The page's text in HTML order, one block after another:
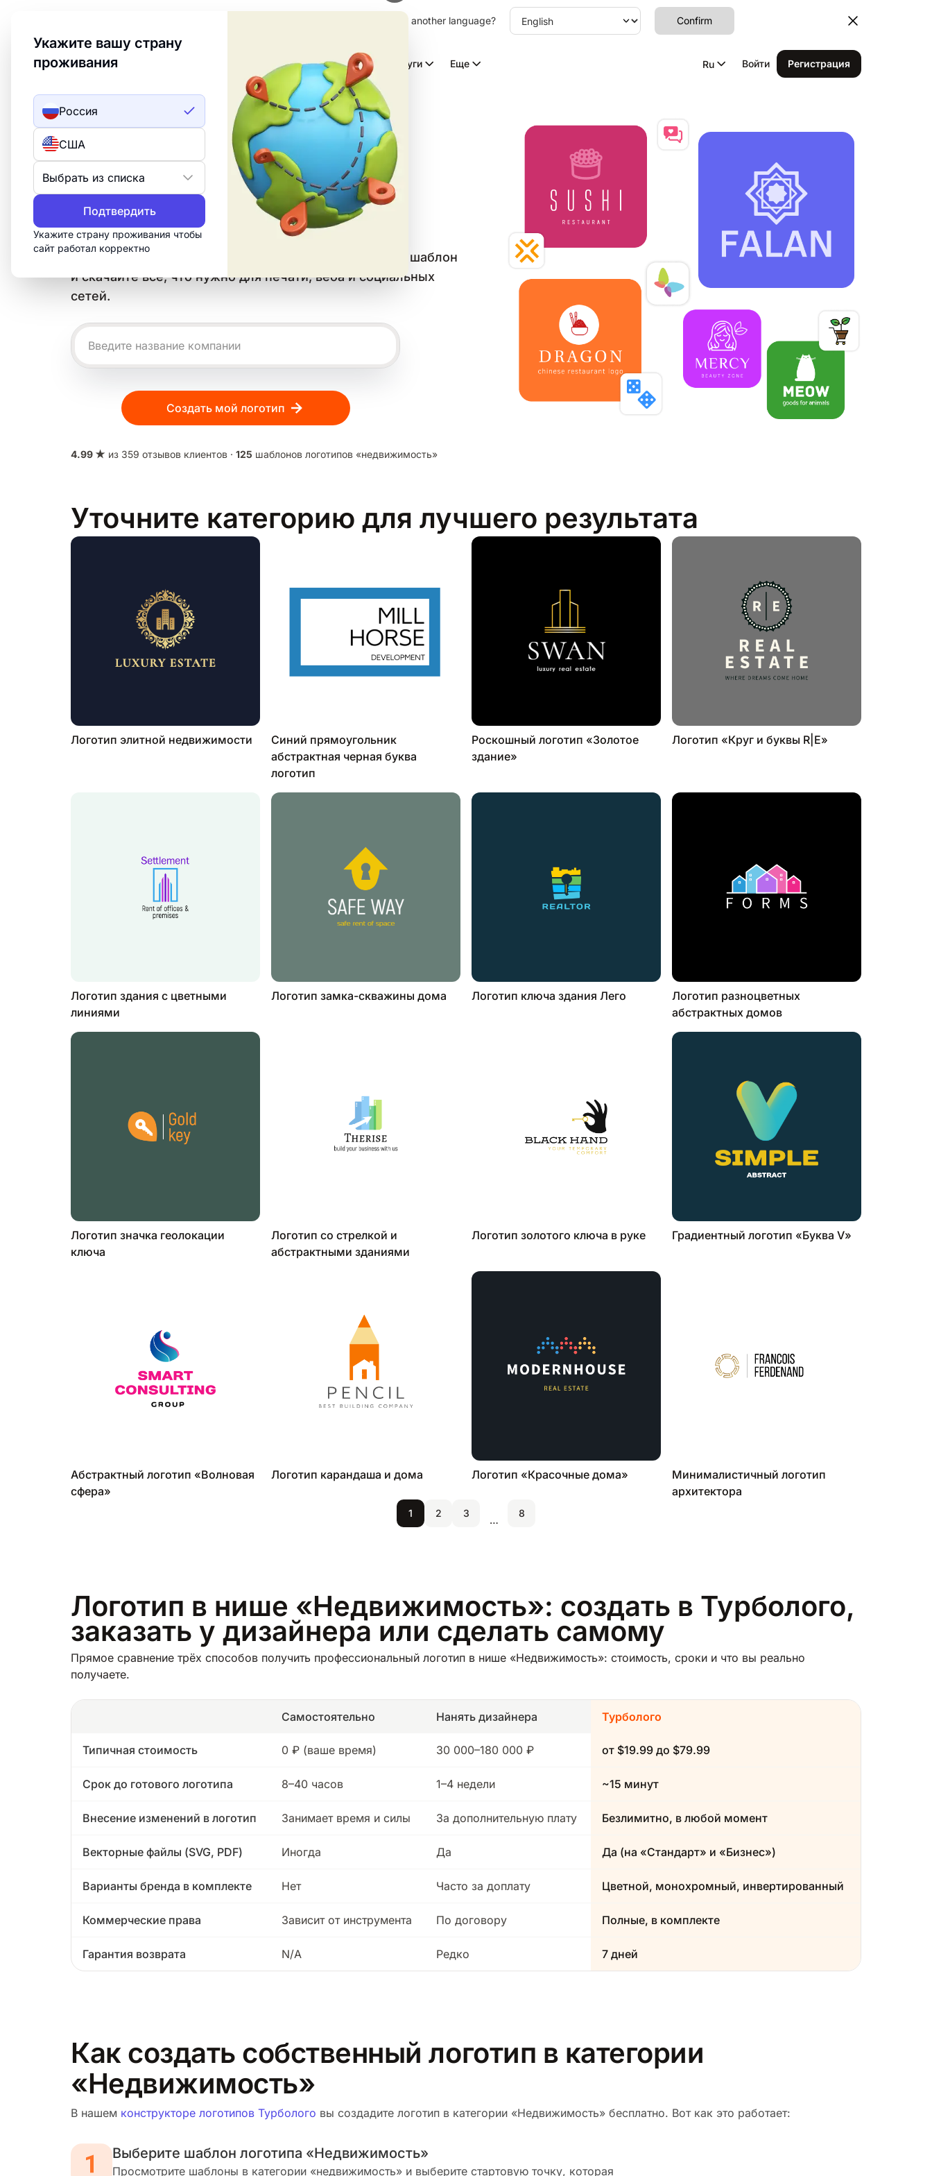
Укажите вашу страну
проживания
Россия
США
Выбрать из списка
Подтвердить
Укажите страну проживания чтобы
сайт работал корректно
Welcome to Turbologo! This page is available in another language. Choose another language? Confirm
ИИ лого Видео с ИИ Услуги Еще Ru Войти Регистрация
Логотип агентства
недвижимости: идеи
дизайна
Создайте профессиональный логотип в категории
«Недвижимость» за 15 минут. Настройте бесплатный шаблон
и скачайте всё, что нужно для печати, веба и социальных
сетей.
Создать мой логотип
4.99 ★ из 359 отзывов клиентов · 125 шаблонов логотипов «недвижимость»
Уточните категорию для лучшего результата
Логотип элитной недвижимости
Синий прямоугольник
абстрактная черная буква
логотип
Роскошный логотип «Золотое
здание»
Логотип «Круг и буквы R|E»
Логотип здания с цветными
линиями
Логотип замка-скважины дома Логотип ключа здания Лего
Логотип разноцветных
абстрактных домов
Логотип значка геолокации
ключа
Логотип со стрелкой и
абстрактными зданиями
Логотип золотого ключа в руке Градиентный логотип «Буква V»
Абстрактный логотип «Волновая
сфера»
Логотип карандаша и дома Логотип «Красочные дома»
Минималистичный логотип
архитектора
1 2 3
…
8
Логотип в нише «Недвижимость»: создать в Турболого,
заказать у дизайнера или сделать самому
Прямое сравнение трёх способов получить профессиональный логотип в нише «Недвижимость»: стоимость, сроки и что вы реально
получаете.
Самостоятельно Нанять дизайнера Турболого
Типичная стоимость 0 ₽ (ваше время) 30 000–180 000 ₽ от $19.99 до $79.99
Срок до готового логотипа 8–40 часов 1–4 недели ~15 минут
Внесение изменений в логотип Занимает время и силы За дополнительную плату Безлимитно, в любой момент
Векторные файлы (SVG, PDF) Иногда Да Да (на «Стандарт» и «Бизнес»)
Варианты бренда в комплекте Нет Часто за доплату Цветной, монохромный, инвертированный
Коммерческие права Зависит от инструмента По договору Полные, в комплекте
Гарантия возврата N/A Редко 7 дней
Как создать собственный логотип в категории
«Недвижимость»
В нашем конструкторе логотипов Турболого вы создадите логотип в категории «Недвижимость» бесплатно. Вот как это работает:
Выберите шаблон логотипа «Недвижимость»
Просмотрите шаблоны в категории «недвижимость» и выберите стартовую точку, которая